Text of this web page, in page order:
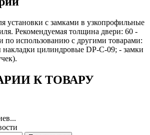
установки с замками в узкопрофильные
Рекомендуемая толщина двери: 60 -
по использованию с другими товарами:
накладки цилиндровые DP-C-09; - замки
К ТОВАРУ